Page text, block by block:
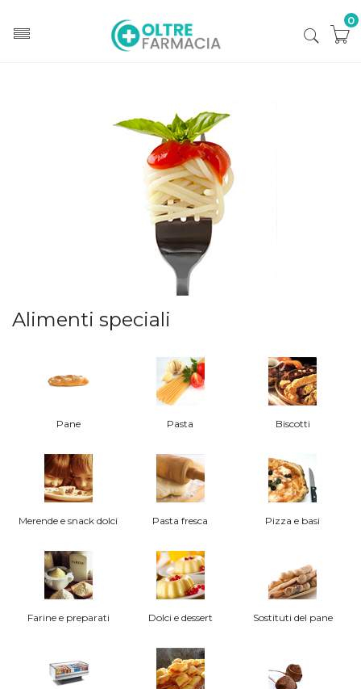
0
Alimenti speciali
Pane Pasta Biscotti
Merende e snack dolci Pasta fresca Pizza e basi
Farine e preparati Dolci e dessert Sostituti del pane